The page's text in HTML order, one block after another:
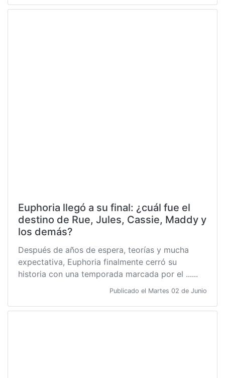
Euphoria llegó a su final: ¿cuál fue el
destino de Rue, Jules, Cassie, Maddy y
los demás?
Después de años de espera, teorías y mucha
expectativa, Euphoria finalmente cerró su
historia con una temporada marcada por el ......
Publicado el Martes 02 de Junio